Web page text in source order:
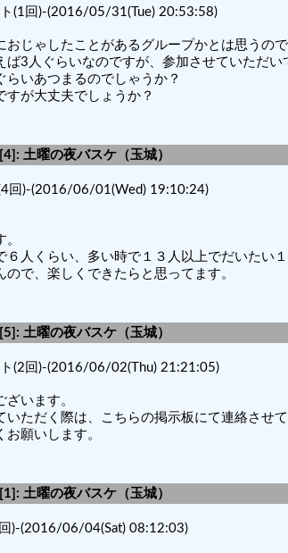
(1回)-(2016/05/31(Tue) 20:53:58)
おじゃしたことがあるグループかとは思うの
ば3人ぐらいなのですが、参加させていただい
らいあつまるのでしゃうか？
すが大丈夫でしょうか？
土曜の夜バスケ（玉城）
回)-(2016/06/01(Wed) 19:10:24)
６人くらい、多い時で１３人以上でだいたい１
ので、楽しくできたらと思ってます。
土曜の夜バスケ（玉城）
(2回)-(2016/06/02(Thu) 21:21:05)
います。
いただく際は、こちらの掲示板にて連絡させて
願いします。
土曜の夜バスケ（玉城）
)-(2016/06/04(Sat) 08:12:03)